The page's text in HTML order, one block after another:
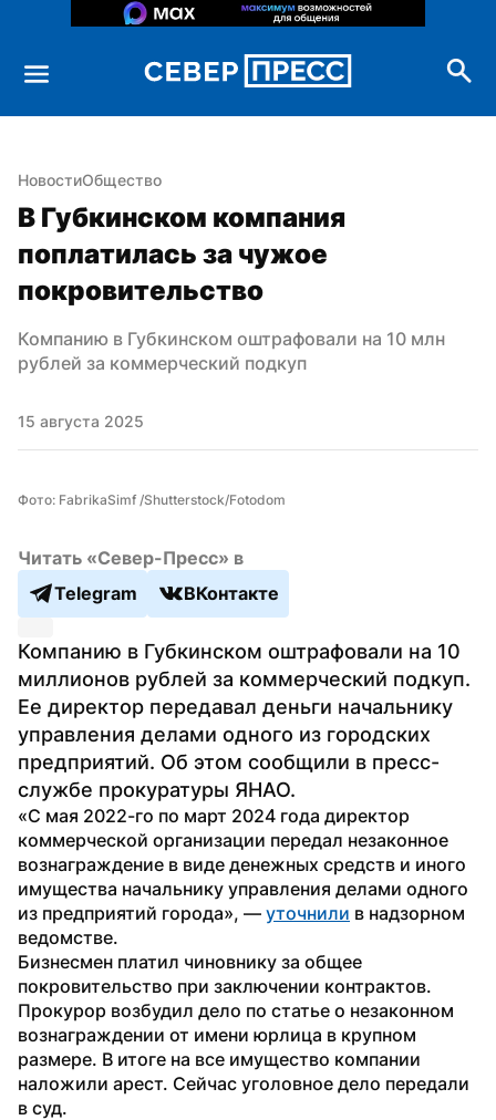
НовостиОбщество
В Губкинском компания
поплатилась за чужое
покровительство
Компанию в Губкинском оштрафовали на 10 млн
рублей за коммерческий подкуп
15 августа 2025
Фото: FabrikaSimf /Shutterstock/Fotodom
Читать «Север-Пресс» в
Telegram
ВКонтакте
Компанию в Губкинском оштрафовали на 10
миллионов рублей за коммерческий подкуп.
Ее директор передавал деньги начальнику
управления делами одного из городских
предприятий. Об этом сообщили в пресс-
службе прокуратуры ЯНАО.
«С мая 2022-го по март 2024 года директор
коммерческой организации передал незаконное
вознаграждение в виде денежных средств и иного
имущества начальнику управления делами одного
из предприятий города», — уточнили в надзорном
ведомстве.
Бизнесмен платил чиновнику за общее
покровительство при заключении контрактов.
Прокурор возбудил дело по статье о незаконном
вознаграждении от имени юрлица в крупном
размере. В итоге на все имущество компании
наложили арест. Сейчас уголовное дело передали
в суд.